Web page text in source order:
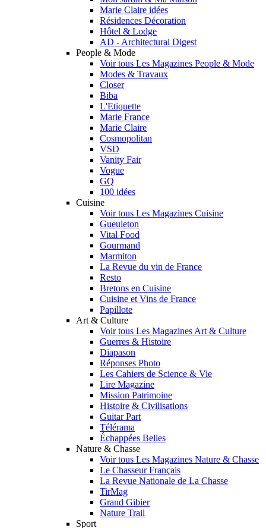
Marie Claire idées
Résidences Décoration
Hôtel & Lodge
AD - Architectural Digest
People & Mode
Voir tous Les Magazines People & Mode
Modes & Travaux
Closer
Biba
L'Etiquette
Marie France
Marie Claire
Cosmopolitan
VSD
Vanity Fair
Vogue
GQ
100 idées
Cuisine
Voir tous Les Magazines Cuisine
Gueuleton
Vital Food
Gourmand
Marmiton
La Revue du vin de France
Resto
Bretons en Cuisine
Cuisine et Vins de France
Papillote
Art & Culture
Voir tous Les Magazines Art & Culture
Guerres & Histoire
Diapason
Réponses Photo
Les Cahiers de Science & Vie
Lire Magazine
Mission Patrimoine
Histoire & Civilisations
Guitar Part
Télérama
Échappées Belles
Nature & Chasse
Voir tous Les Magazines Nature & Chasse
Le Chasseur Français
La Revue Nationale de La Chasse
TirMag
Grand Gibier
Nature Trail
Sport